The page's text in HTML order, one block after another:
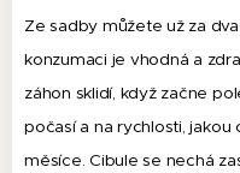
Ze sadby můžete už za
konzumaci je vhodná a
záhon sklidí, když začne
počasí a na rychlosti, jakou
měsíce. Cibule se nechá